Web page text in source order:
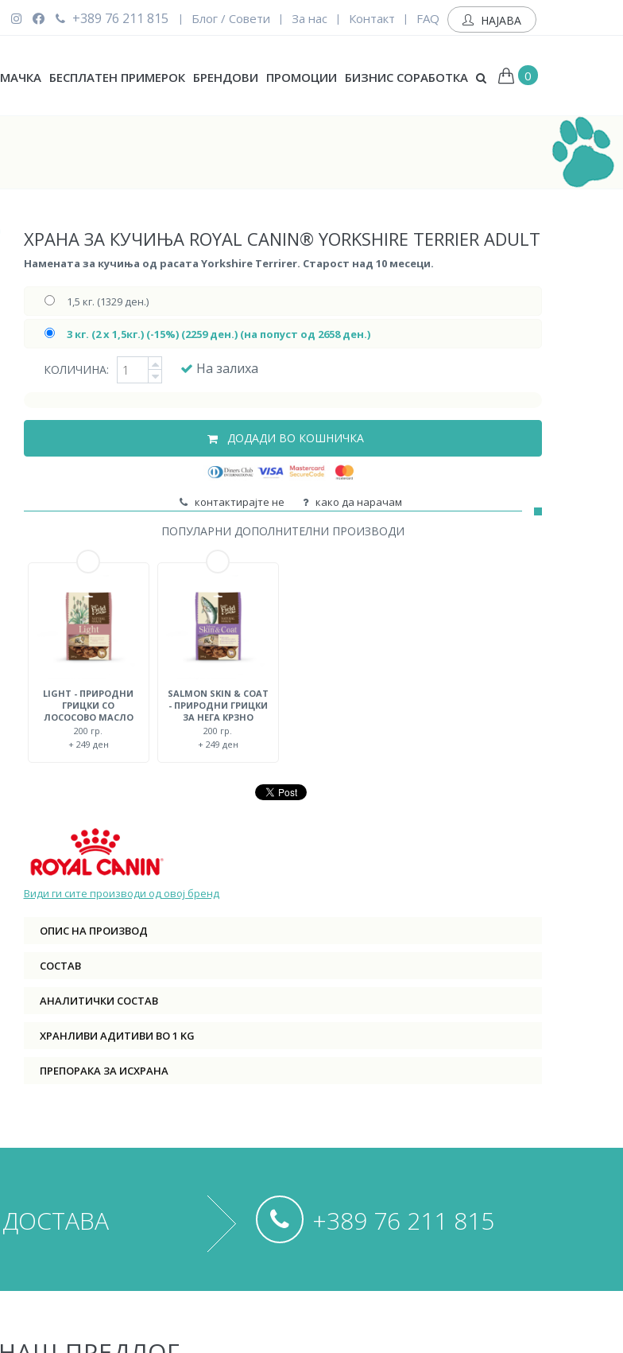
+389 76 211 815 | Блог / Совети | За нас | Контакт | FAQ НАЈАВА
МАЧКА БЕСПЛАТЕН ПРИМЕРОК БРЕНДОВИ ПРОМОЦИИ БИЗНИС СОРАБОТКА 0
ХРАНА ЗА КУЧИЊА ROYAL CANIN® YORKSHIRE TERRIER ADULT
Намената за кучиња од расата Yorkshire Terrirer. Старост над 10 месеци.
1,5 кг. (1329 ден.)
3 кг. (2 х 1,5кг.) (-15%) (2259 ден.) (на попуст од 2658 ден.)
КОЛИЧИНА: На залиха
ДОДАДИ ВО КОШНИЧКА
контактирајте не како да нарачам
ПОПУЛАРНИ ДОПОЛНИТЕЛНИ ПРОИЗВОДИ
LIGHT - ПРИРОДНИ
ГРИЦКИ СО
ЛОСОСОВО МАСЛО
200 гр.
+ 249 ден
SALMON SKIN & COAT
- ПРИРОДНИ ГРИЦКИ
ЗА НЕГА КРЗНО
200 гр.
+ 249 ден
Види ги сите производи од овој бренд
ОПИС НА ПРОИЗВОД
СОСТАВ
АНАЛИТИЧКИ СОСТАВ
ХРАНЛИВИ АДИТИВИ ВО 1 KG
ПРЕПОРАКА ЗА ИСХРАНА
ДОСТАВА +389 76 211 815